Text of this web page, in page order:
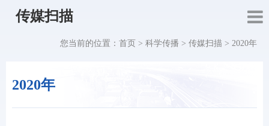
传媒扫描
2020年
您当前的位置： 首页 > 科学传播 > 传媒扫描 > 2020年